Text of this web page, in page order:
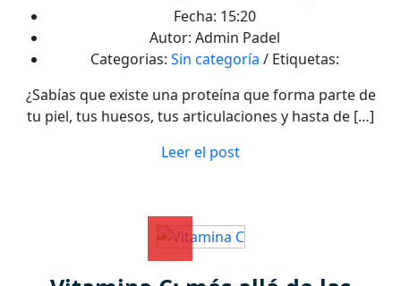
Fecha: 15:20
Autor: Admin Padel
Categorias: Sin categoría / Etiquetas:
¿Sabías que existe una proteína que forma parte de
tu piel, tus huesos, tus articulaciones y hasta de […]
Leer el post